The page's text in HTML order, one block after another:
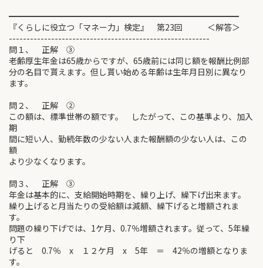
━━━━━━━━━━━━━━━━━━━━━━━━━━━━
『くらしに役立つ「マネー力」検定』 第23回 ＜解答＞
---------------------------------------------------------
問１、 正解 ③
老齢厚生年金は65歳からですが、65歳前には同じ額を報酬比例部
分の名目で貰えます。但し貰い始める年齢は生年月日別に異なり
ます。
問２、 正解 ②
この額は、標準世帯の額です。 したがって、この基準より、加入
期
間に短い人、勤続年数の少ない人また報酬額の少ない人は、この
額
より少なくなります。
問３、 正解 ③
年金は基本的に、支給開始時期を、繰り上げ、繰下げ出来ます。
繰り上げると月当たりの受給額は減額、繰下げると増額されま
す。
問題の繰り下げでは、1ケ月、0.7％増額されます。従って、5年繰
り下
げると 0.7％ x １２ケ月 x 5年 ＝ 42％の増額となりま
す。